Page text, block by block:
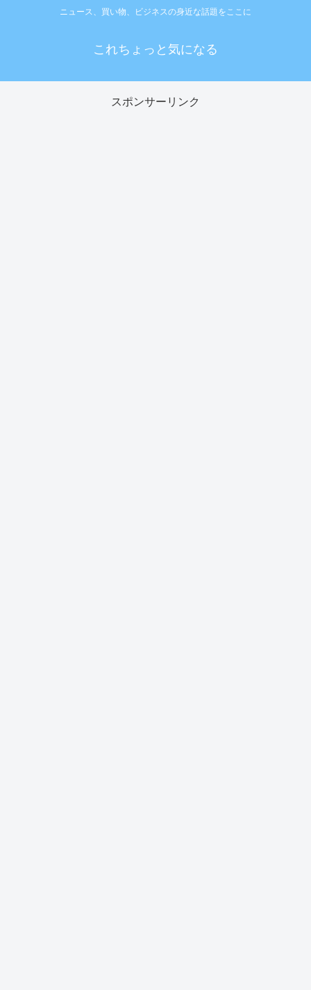
ニュース、買い物、ビジネスの身近な話題をここに
これちょっと気になる
スポンサーリンク